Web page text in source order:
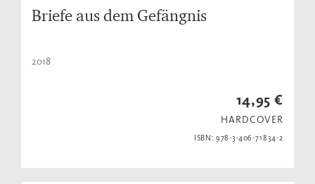
Briefe aus dem Gefängnis
2018
14,95 €
HARDCOVER
ISBN: 978-3-406-71834-2